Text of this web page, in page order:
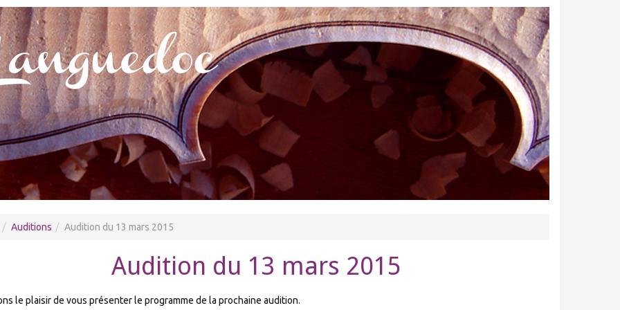
Auditions Audition du 13 mars 2015
Audition du 13 mars 2015
le plaisir de vous présenter le programme de la prochaine audition.